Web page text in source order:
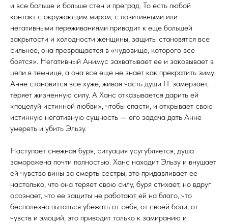
и все больше и больше стен и преград. То есть любой
контакт с окружающим миром, с позитивными или
негативными переживаниями приводит к еще большей
закрытости и холодности женщины, защиты становятся все
сильнее, она превращается в «чудовище, которого все
боятся». Негативный Анимус захватывает ее и заковывает в
цепи в темнице, а она все еще не знает как прекратить зиму.
Анне становится все хуже, живая часть души ГГ замерзает,
теряет жизненную силу. А Ханс отказывается дарить ей
«поцелуй истинной любви», чтобы спасти, и открывает свою
истинную негативную сущность — его задача дать Анне
умереть и убить Эльзу.
Наступает снежная буря, ситуация усугубляется, душа
заморожена почти полностью. Ханс находит Эльзу и внушает
ей чувство вины за смерть сестры, это придавливает ее
настолько, что она теряет свою силу, буря стихает, но вдруг
осознает, что ее защиты не работают ей на благо, что
бесполезно пытаться убежать от себя, от своей боли, от
чувств и эмоций, это приводит только к замиранию и